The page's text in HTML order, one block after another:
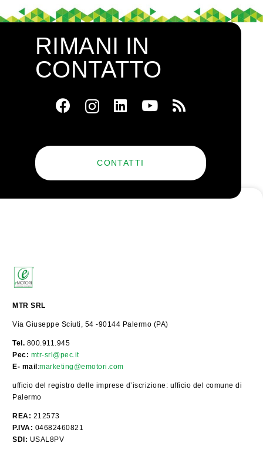
RIMANI IN
CONTATTO
CONTATTI
MTR SRL
Via Giuseppe Sciuti, 54 -90144 Palermo (PA)
Tel. 800.911.945
Pec: mtr-srl@pec.it
E- mail:marketing@emotori.com
ufficio del registro delle imprese d’iscrizione: ufficio del comune di
Palermo
REA: 212573
P.IVA: 04682460821
SDI: USAL8PV